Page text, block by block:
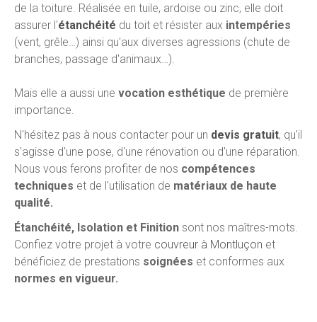
de la toiture. Réalisée en tuile, ardoise ou zinc, elle doit
assurer l'étanchéité du toit et résister aux intempéries
(vent, grêle…) ainsi qu'aux diverses agressions (chute de
branches, passage d'animaux…).
Mais elle a aussi une vocation esthétique de première
importance.
N'hésitez pas à nous contacter pour un devis gratuit, qu'il
s'agisse d'une pose, d'une rénovation ou d'une réparation.
Nous vous ferons profiter de nos compétences
techniques et de l'utilisation de matériaux de haute
qualité.
Étanchéité, Isolation et Finition sont nos maîtres-mots.
Confiez votre projet à votre couvreur à Montluçon et
bénéficiez de prestations soignées et conformes aux
normes en vigueur.